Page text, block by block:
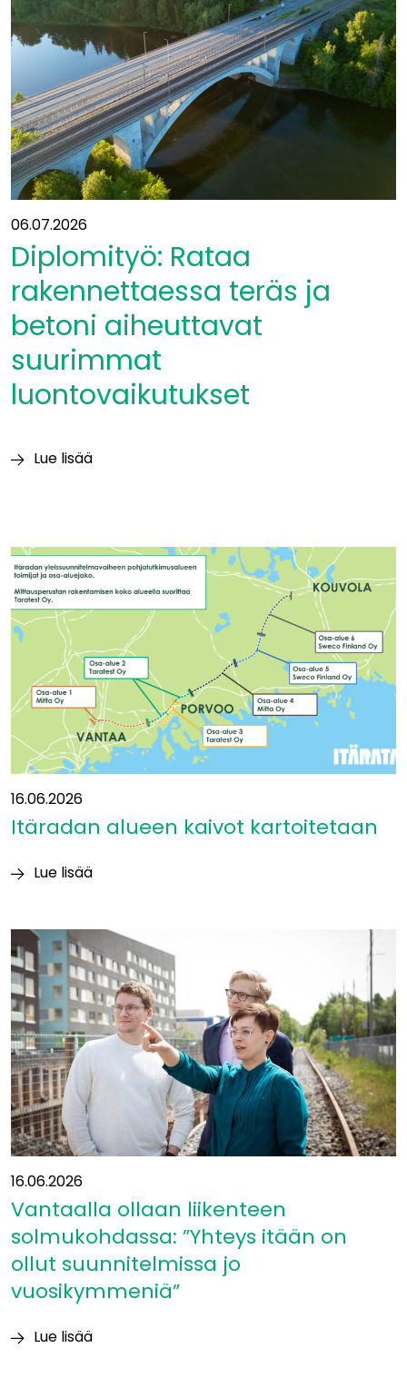
06.07.2026
Diplomityö: Rataa
rakennettaessa teräs ja
betoni aiheuttavat
suurimmat
luontovaikutukset
Lue lisää
teräs
ja
betoni
aiheuttavat
suurimmat
luontovaikutukset
16.06.2026
Itäradan alueen kaivot kartoitetaan
Lue lisää
kartoitetaan
16.06.2026
Vantaalla ollaan liikenteen
solmukohdassa: ”Yhteys itään on
ollut suunnitelmissa jo
vuosikymmeniä”
Lue lisää